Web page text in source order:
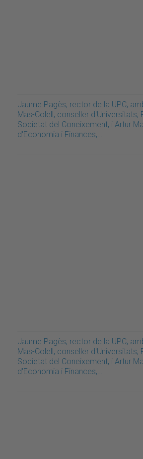
Jaume Pagès, rector de la UPC,
Mas-Colell, conseller d'Universitats,
Societat del Coneixement, i Artur
d'Economia i Finances,…
Jaume Pagès, rector de la UPC,
Mas-Colell, conseller d'Universitats,
Societat del Coneixement, i Artur
d'Economia i Finances,…